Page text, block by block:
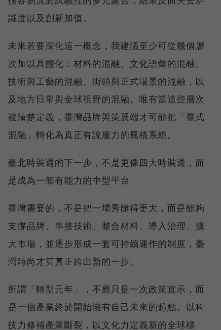
識度以及創新加值。
未來若要深化這一概念，我建議至少可從幾個層
次加以具體化：材料的混融、文化語彙的混融、
技術與工藝的混融、街頭與正式場景的混融，以
及地方日常與全球視野的混融。唯有當這些層次
被清楚定義，臺灣品牌與策展端才可能把「臺式
混融」轉化為真正有說服力的風格系統。
臺北時裝週的下一步，不是更像四大時裝週，而
是成為一個有能力的中型平台
臺灣需要的，不是把一場秀辦得更大，而是能夠
支撐品牌、串接技術、整合材料、導入治理、擴
大市場，並逐步形成一套可持續運作的制度，臺
灣時尚才算真正跨出新的一步。
所謂「轉型元年」，不應只是一次政策宣示，而
是一個產業終於開始擁有自己未來的起點。以科
技力修補產業斷裂，以文化力定義新的全球標